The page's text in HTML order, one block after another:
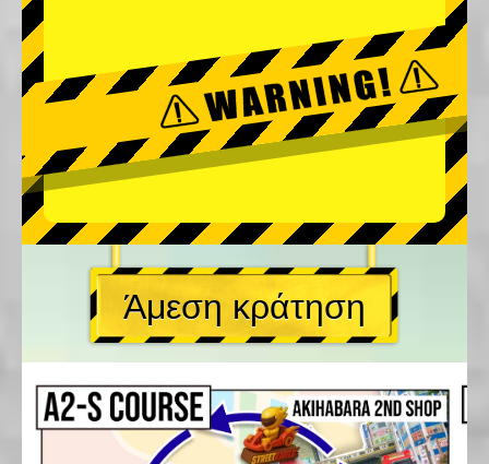
Άμεση κράτηση